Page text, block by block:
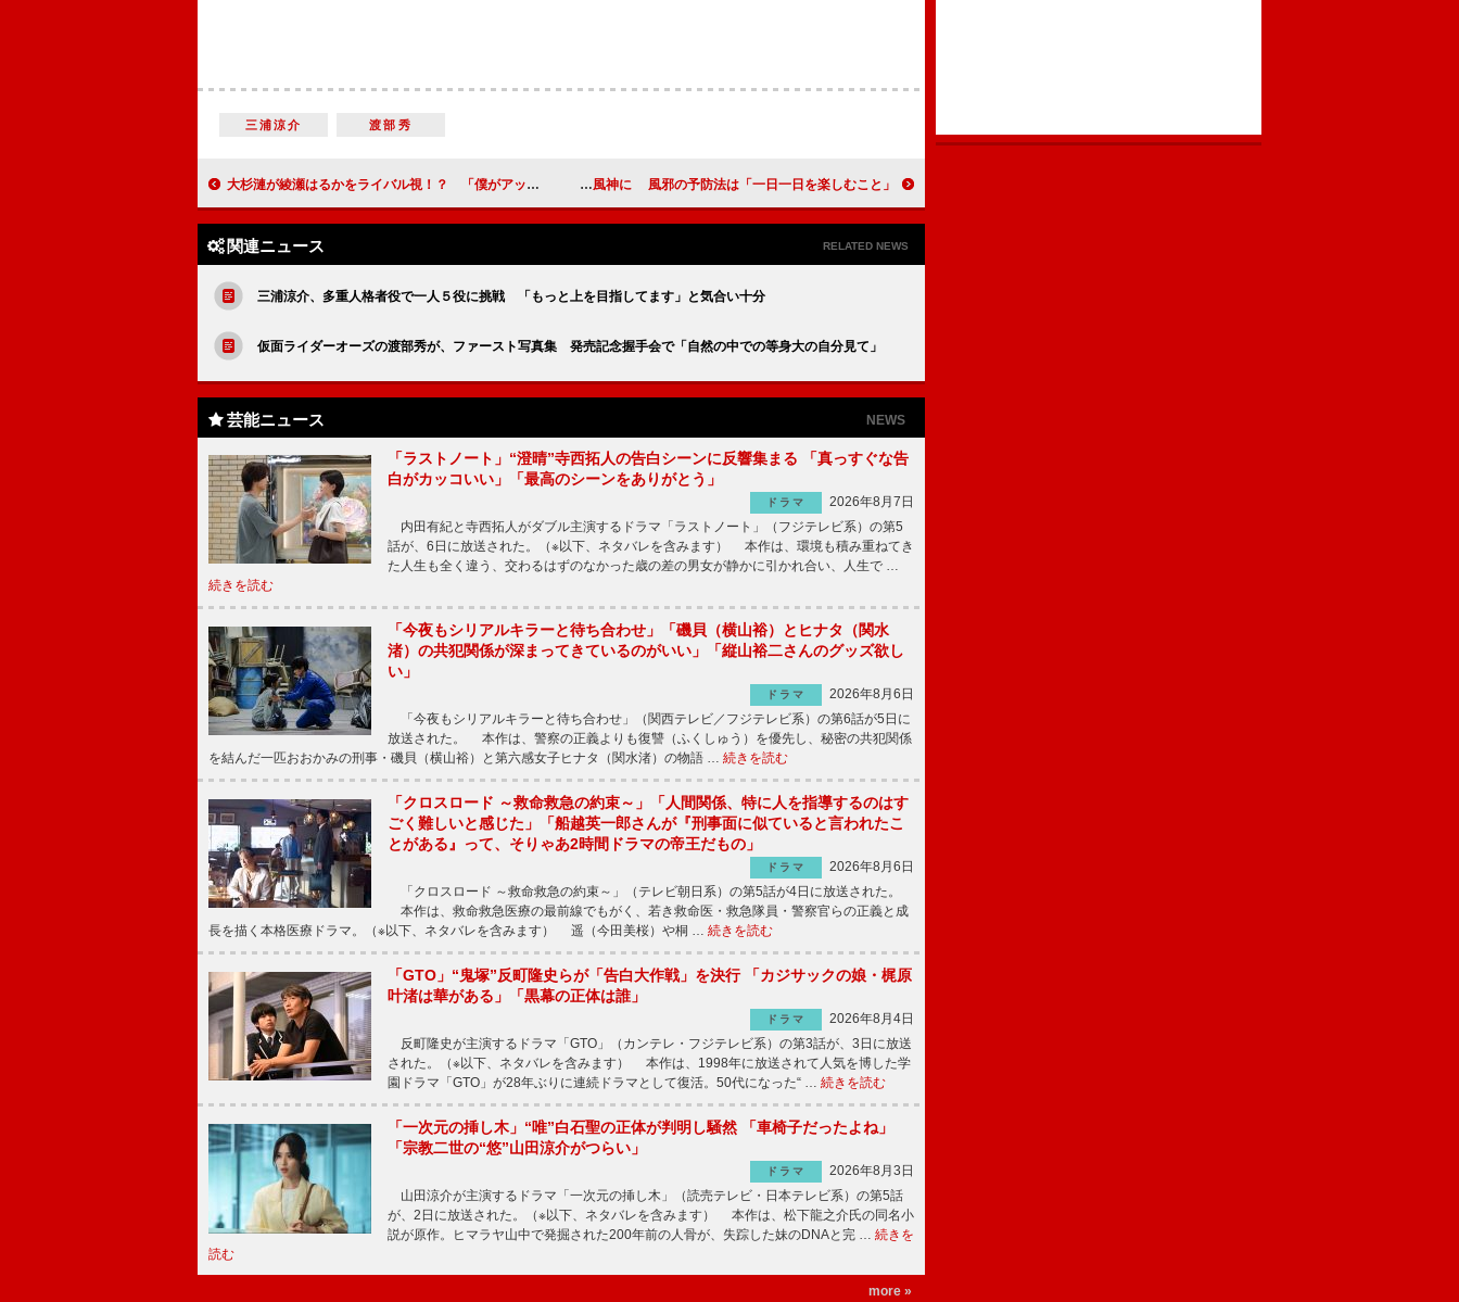
三浦涼介 渡部秀
大杉漣が綾瀬はるかをライバル視！？ 「僕がアッコちゃんの役をやりたかった」 タッキー、ＣＭで２タイプの風神に 風邪の予防法は「一日一日を楽しむこと」
関連ニュース RELATED NEWS
三浦涼介、多重人格者役で一人５役に挑戦 「もっと上を目指してます」と気合い十分
仮面ライダーオーズの渡部秀が、ファースト写真集 発売記念握手会で「自然の中での等身大の自分見て」
芸能ニュース NEWS
「ラストノート」“澄晴”寺西拓人の告白シーンに反響集まる 「真っすぐな告
白がカッコいい」「最高のシーンをありがとう」
ドラマ
2026年8月7日
内田有紀と寺西拓人がダブル主演するドラマ「ラストノート」（フジテレビ系）の第5
話が、6日に放送された。（※以下、ネタバレを含みます） 本作は、環境も積み重ねてき
た人生も全く違う、交わるはずのなかった歳の差の男女が静かに引かれ合い、人生で …
続きを読む
「今夜もシリアルキラーと待ち合わせ」「磯貝（横山裕）とヒナタ（関水
渚）の共犯関係が深まってきているのがいい」「縦山裕二さんのグッズ欲し
い」
ドラマ
2026年8月6日
「今夜もシリアルキラーと待ち合わせ」（関西テレビ／フジテレビ系）の第6話が5日に
放送された。 本作は、警察の正義よりも復讐（ふくしゅう）を優先し、秘密の共犯関係
を結んだ一匹おおかみの刑事・磯貝（横山裕）と第六感女子ヒナタ（関水渚）の物語 … 続きを読む
「クロスロード ～救命救急の約束～」「人間関係、特に人を指導するのはす
ごく難しいと感じた」「船越英一郎さんが『刑事面に似ていると言われたこ
とがある』って、そりゃあ2時間ドラマの帝王だもの」
ドラマ
2026年8月6日
「クロスロード ～救命救急の約束～」（テレビ朝日系）の第5話が4日に放送された。
本作は、救命救急医療の最前線でもがく、若き救命医・救急隊員・警察官らの正義と成
長を描く本格医療ドラマ。（※以下、ネタバレを含みます） 遥（今田美桜）や桐 … 続きを読む
「GTO」“鬼塚”反町隆史らが「告白大作戦」を決行 「カジサックの娘・梶原
叶渚は華がある」「黒幕の正体は誰」
ドラマ
2026年8月4日
反町隆史が主演するドラマ「GTO」（カンテレ・フジテレビ系）の第3話が、3日に放送
された。（※以下、ネタバレを含みます） 本作は、1998年に放送されて人気を博した学
園ドラマ「GTO」が28年ぶりに連続ドラマとして復活。50代になった“ … 続きを読む
「一次元の挿し木」“唯”白石聖の正体が判明し騒然 「車椅子だったよね」
「宗教二世の“悠”山田涼介がつらい」
ドラマ
2026年8月3日
山田涼介が主演するドラマ「一次元の挿し木」（読売テレビ・日本テレビ系）の第5話
が、2日に放送された。（※以下、ネタバレを含みます） 本作は、松下龍之介氏の同名小
説が原作。ヒマラヤ山中で発掘された200年前の人骨が、失踪した妹のDNAと完 … 続きを
読む
more »